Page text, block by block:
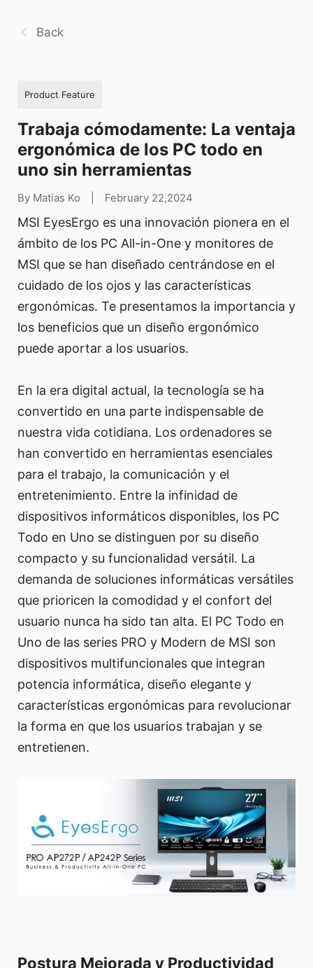
Back
Product Feature
Trabaja cómodamente: La ventaja
ergonómica de los PC todo en
uno sin herramientas
By Matias Ko February 22,2024
MSI EyesErgo es una innovación pionera en el
ámbito de los PC All-in-One y monitores de
MSI que se han diseñado centrándose en el
cuidado de los ojos y las características
ergonómicas. Te presentamos la importancia y
los beneficios que un diseño ergonómico
puede aportar a los usuarios.
En la era digital actual, la tecnología se ha
convertido en una parte indispensable de
nuestra vida cotidiana. Los ordenadores se
han convertido en herramientas esenciales
para el trabajo, la comunicación y el
entretenimiento. Entre la infinidad de
dispositivos informáticos disponibles, los PC
Todo en Uno se distinguen por su diseño
compacto y su funcionalidad versátil. La
demanda de soluciones informáticas versátiles
que prioricen la comodidad y el confort del
usuario nunca ha sido tan alta. El PC Todo en
Uno de las series PRO y Modern de MSI son
dispositivos multifuncionales que integran
potencia informática, diseño elegante y
características ergonómicas para revolucionar
la forma en que los usuarios trabajan y se
entretienen.
Postura Mejorada y Productividad